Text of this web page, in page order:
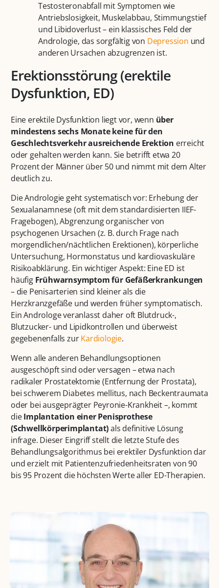
Testosteronabfall mit Symptomen wie
Antriebslosigkeit, Muskelabbau, Stimmungstief
und Libidoverlust – ein klassisches Feld der
Andrologie, das sorgfältig von Depression und
anderen Ursachen abzugrenzen ist.
Erektionsstörung (erektile
Dysfunktion, ED)
Eine erektile Dysfunktion liegt vor, wenn über
mindestens sechs Monate keine für den
Geschlechtsverkehr ausreichende Erektion erreicht
oder gehalten werden kann. Sie betrifft etwa 20
Prozent der Männer über 50 und nimmt mit dem Alter
deutlich zu.
Die Andrologie geht systematisch vor: Erhebung der
Sexualanamnese (oft mit dem standardisierten IIEF-
Fragebogen), Abgrenzung organischer von
psychogenen Ursachen (z. B. durch Frage nach
morgendlichen/nächtlichen Erektionen), körperliche
Untersuchung, Hormonstatus und kardiovaskuläre
Risikoabklärung. Ein wichtiger Aspekt: Eine ED ist
häufig Frühwarnsymptom für Gefäßerkrankungen
– die Penisarterien sind kleiner als die
Herzkranzgefäße und werden früher symptomatisch.
Ein Androloge veranlasst daher oft Blutdruck-,
Blutzucker- und Lipidkontrollen und überweist
gegebenenfalls zurKardiologie.
Wenn alle anderen Behandlungsoptionen
ausgeschöpft sind oder versagen – etwa nach
radikaler Prostatektomie (Entfernung der Prostata),
bei schwerem Diabetes mellitus, nach Beckentraumata
oder bei ausgeprägter Peyronie-Krankheit –, kommt
dieImplantation einer Penisprothese
(Schwellkörperimplantat)als definitive Lösung
infrage. Dieser Eingriff stellt die letzte Stufe des
Behandlungsalgorithmus bei erektiler Dysfunktion dar
und erzielt mit Patientenzufriedenheitsraten von 90
bis 95 Prozent die höchsten Werte aller ED-Therapien.